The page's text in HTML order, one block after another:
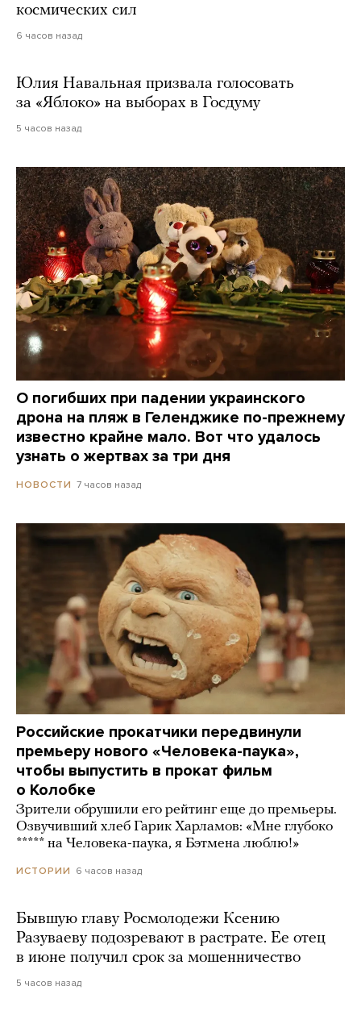
космических сил
6 часов назад
Юлия Навальная призвала голосовать
за «Яблоко» на выборах в Госдуму
5 часов назад
О погибших при падении украинского
дрона на пляж в Геленджике по-прежнему
известно крайне мало. Вот что удалось
узнать о жертвах за три дня
НОВОСТИ 7 часов назад
Российские прокатчики передвинули
премьеру нового «Человека-паука»,
чтобы выпустить в прокат фильм
о Колобке
Зрители обрушили его рейтинг еще до премьеры.
Озвучивший хлеб Гарик Харламов: «Мне глубоко
***** на Человека-паука, я Бэтмена люблю!»
ИСТОРИИ 6 часов назад
Бывшую главу Росмолодежи Ксению
Разуваеву подозревают в растрате. Ее отец
в июне получил срок за мошенничество
5 часов назад